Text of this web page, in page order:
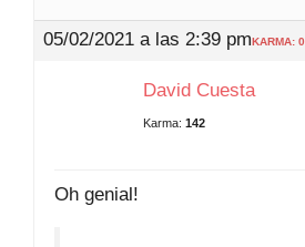
05/02/2021 a las 2:39 pmKARMA: 0
David Cuesta
Karma: 142
Oh genial!